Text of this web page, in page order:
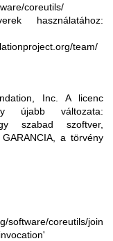
coreutils/
használatához:
team/
Inc. A licenc
változata:
szabad szoftver,
a törvény
software/coreutils/join